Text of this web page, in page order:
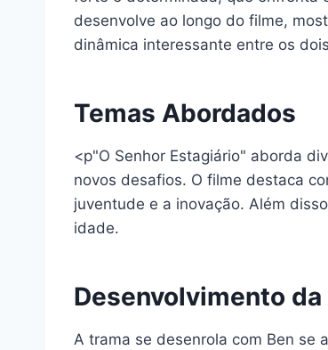
desenvolve ao longo do filme,
dinâmica interessante entre os
Temas Abordados
<p"O Senhor Estagiário" aborda
novos desafios. O filme destaca
juventude e a inovação. Além
idade.
Desenvolvimento da
A trama se desenrola com Ben se